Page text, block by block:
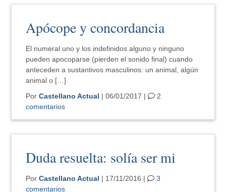
Apócope y concordancia
El numeral uno y los indefinidos alguno y ninguno
pueden apocoparse (pierden el sonido final) cuando
anteceden a sustantivos masculinos: un animal, algún
animal o […]
PorCastellano Actual | 06/01/2017 |
2
comentarios
Duda resuelta: solía ser mi
PorCastellano Actual | 17/11/2016 |
3
comentarios